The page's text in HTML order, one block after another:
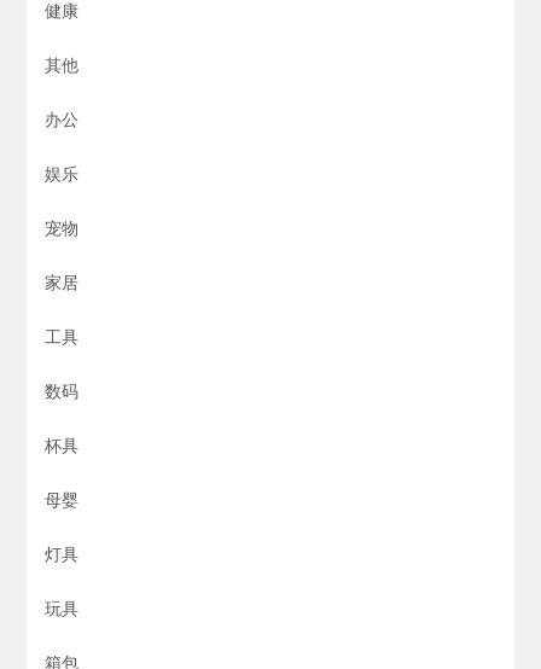
健康
其他
办公
娱乐
宠物
家居
工具
数码
杯具
母婴
灯具
玩具
箱包